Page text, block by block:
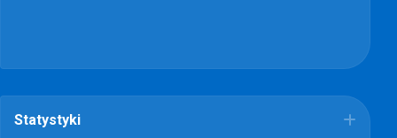
Statystyki